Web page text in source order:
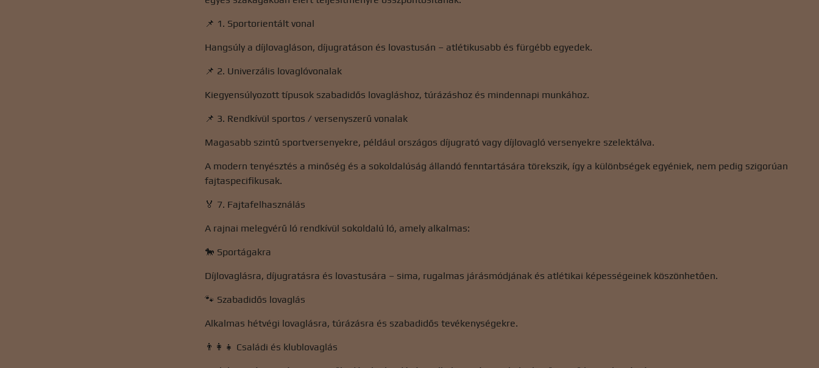
📌 1. Sportorientált vonal
Hangsúly a díjlovagláson, díjugratáson és lovastusán – atlétikusabb és fürgébb egyedek.
📌 2. Univerzális lovaglóvonalak
Kiegyensúlyozott típusok szabadidős lovagláshoz, túrázáshoz és mindennapi munkához.
📌 3. Rendkívül sportos / versenyszerű vonalak
Magasabb szintű sportversenyekre, például országos díjugrató vagy díjlovagló versenyekre szelektálva.
A modern tenyésztés a minőség és a sokoldalúság állandó fenntartására törekszik, így a különbségek egyéniek, nem pedig szigorúan
fajtaspecifikusak.
🏅 7. Fajtafelhasználás
A rajnai melegvérű ló rendkívül sokoldalú ló, amely alkalmas:
🐎 Sportágakra
Díjlovaglásra, díjugratásra és lovastusára – sima, rugalmas járásmódjának és atlétikai képességeinek köszönhetően.
🐾 Szabadidős lovaglás
Alkalmas hétvégi lovaglásra, túrázásra és szabadidős tevékenységekre.
👨‍👩‍👧 Családi és klublovaglás